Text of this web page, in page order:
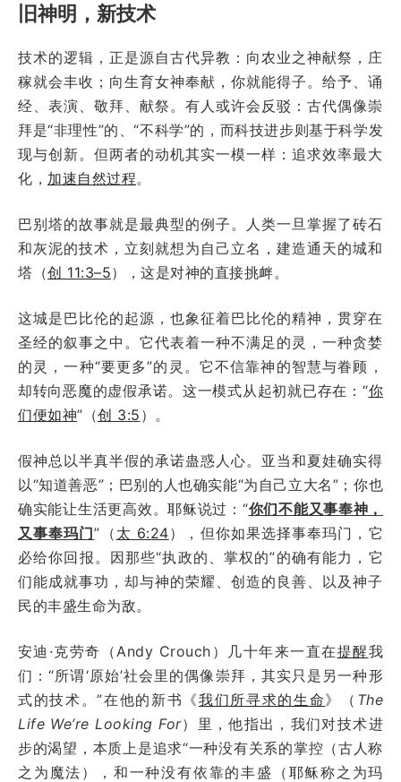
旧神明，新技术
技术的逻辑，正是源自古代异教：向农业之神献祭，庄
稼就会丰收；向生育女神奉献，你就能得子。给予、诵
经、表演、敬拜、献祭。有人或许会反驳：古代偶像崇
拜是“非理性”的、“不科学”的，而科技进步则基于科学发
现与创新。但两者的动机其实一模一样：追求效率最大
化， 加速自然过程。
巴别塔的故事就是最典型的例子。人类一旦掌握了砖石
和灰泥的技术，立刻就想为自己立名，建造通天的城和
塔（创 11:3–5），这是对神的直接挑衅。
这城是巴比伦的起源，也象征着巴比伦的精神，贯穿在
圣经的叙事之中。它代表着一种不满足的灵，一种贪婪
的灵，一种“要更多”的灵。它不信靠神的智慧与眷顾，
却转向恶魔的虚假承诺。这一模式从起初就已存在：“你
们便如神”（创 3:5 ）。
假神总以半真半假的承诺蛊惑人心。亚当和夏娃确实得
以“知道善恶”；巴别的人也确实能“为自己立大名”；你也
确实能让生活更高效。耶稣说过：“你们不能又事奉神，
又事奉玛门”（ 太 6:24），但你如果选择事奉玛门，它
必给你回报。因那些“执政的、掌权的”的确有能力，它
们能成就事功，却与神的荣耀、创造的良善、以及神子
民的丰盛生命为敌。
安迪·克劳奇（Andy Crouch）几十年来一直在提醒我
们：“所谓‘原始’社会里的偶像崇拜，其实只是另一种形
式的技术。”在他的新书《我们所寻求的生命》（ The
Life We’re Looking For）里，他指出，我们对技术进
步的渴望，本质上是追求“一种没有关系的掌控（古人称
之为魔法），和一种没有依靠的丰盛（耶稣称之为玛